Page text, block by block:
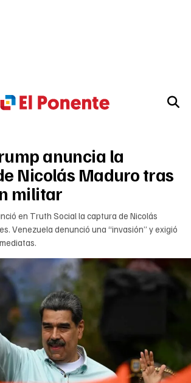
anuncia la
Nicolás Maduro tras
militar
en Truth Social la captura de Nicolás
Venezuela denunció una “invasión” y exigió